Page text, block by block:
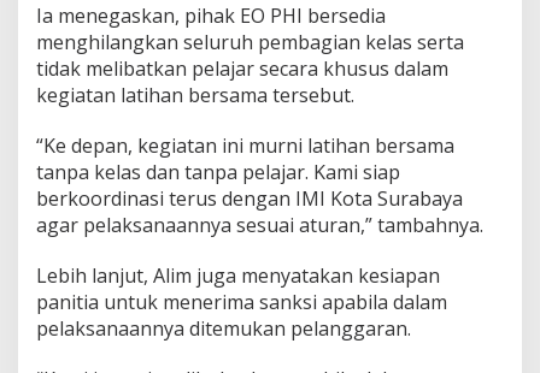
Ia menegaskan, pihak EO PHI bersedia
menghilangkan seluruh pembagian kelas serta
tidak melibatkan pelajar secara khusus dalam
kegiatan latihan bersama tersebut.
“Ke depan, kegiatan ini murni latihan bersama
tanpa kelas dan tanpa pelajar. Kami siap
berkoordinasi terus dengan IMI Kota Surabaya
agar pelaksanaannya sesuai aturan,” tambahnya.
Lebih lanjut, Alim juga menyatakan kesiapan
panitia untuk menerima sanksi apabila dalam
pelaksanaannya ditemukan pelanggaran.